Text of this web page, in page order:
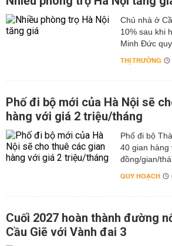
Chủ nhà ở
10% sau khi
Minh Đức
THỊ TRƯỜNG
Phố đi bộ mới của Hà Nội sẽ
hàng với giá 2 triệu/tháng
Phố đi bộ
40 gian hàng
đồng/gian/
QUY HOẠCH
Cuối 2027 hoàn thành đường
Cầu Giẽ với Vành đai 3